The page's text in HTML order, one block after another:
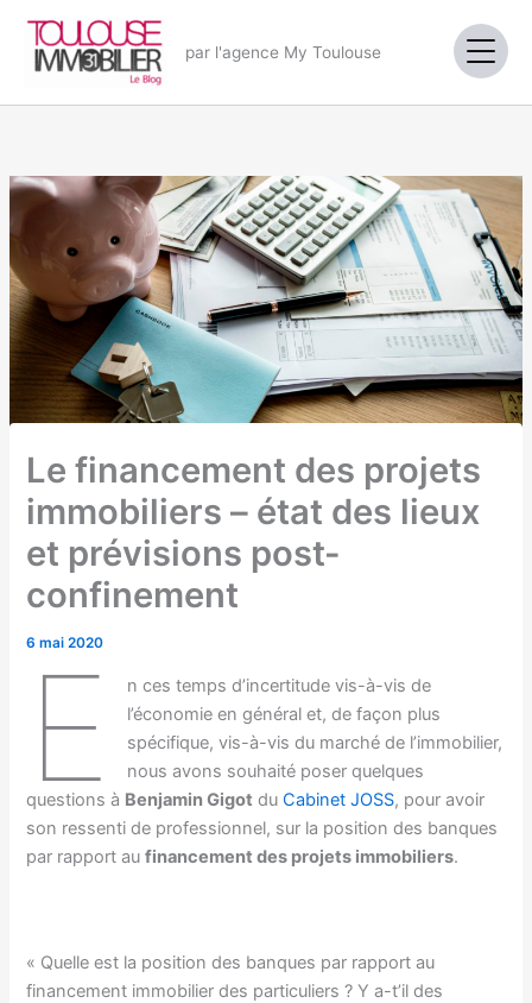
contenu
par l'agence My Toulouse
Le financement des projets
immobiliers – état des lieux
et prévisions post-
confinement
6 mai 2020
E
n ces temps d’incertitude vis-à-vis de
l’économie en général et, de façon plus
spécifique, vis-à-vis du marché de l’immobilier,
nous avons souhaité poser quelques
questions à Benjamin Gigot duCabinet JOSS, pour avoir
son ressenti de professionnel, sur la position des banques
par rapport aufinancement des projets immobiliers.
« Quelle est la position des banques par rapport au
financement immobilier des particuliers ? Y a-t’il des